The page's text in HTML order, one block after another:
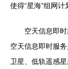
使得“星海”组网计
空天信息即
空天信息即时服
卫星、低轨遥感